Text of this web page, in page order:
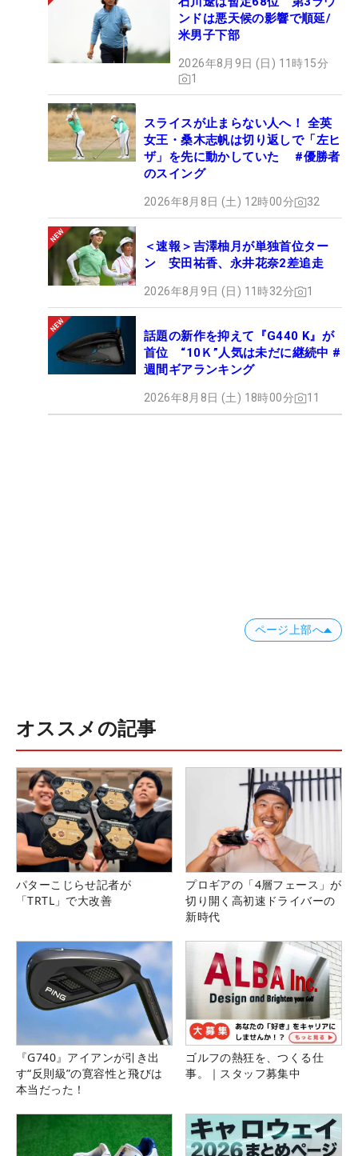
ンドは悪天候の影響で順延/
米男子下部
2026年8月9日 (日) 11時15分
1
スライスが止まらない人へ！ 全英
女王・桑木志帆は切り返しで「左ヒ
ザ」を先に動かしていた #優勝者
のスイング
2026年8月8日 (土) 12時00分 32
＜速報＞吉澤柚月が単独首位ター
ン 安田祐香、永井花奈2差追走
2026年8月9日 (日) 11時32分 1
話題の新作を抑えて『G440 K』が
首位 “10Ｋ”人気は未だに継続中 #
週間ギアランキング
2026年8月8日 (土) 18時00分 11
ページ上部へ
オススメの記事
パターこじらせ記者が
「TRTL」で大改善
プロギアの「4層フェース」が
切り開く高初速ドライバーの
新時代
『G740』アイアンが引き出
す“反則級”の寛容性と飛びは
本当だった！
ゴルフの熱狂を、つくる仕
事。｜スタッフ募集中